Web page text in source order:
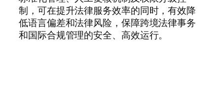
制，可在提升法律服务效率的同时，有效降
低语言偏差和法律风险，保障跨境法律事务
和国际合规管理的安全、高效运行。